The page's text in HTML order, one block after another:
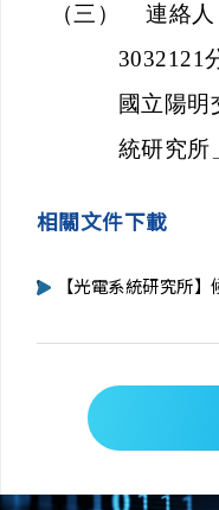
（三）
連絡人
3032121
國立陽明
統研究所
相關文件下載
【光電系統研究所